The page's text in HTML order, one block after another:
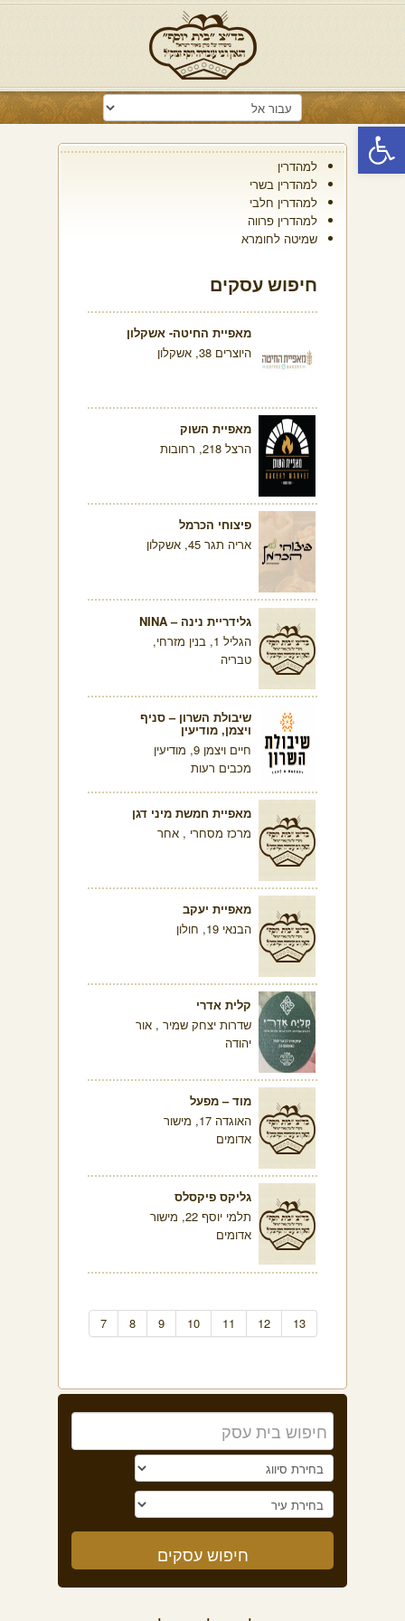
פתח סרגל נגישות
למהדרין
למהדרין בשרי
למהדרין חלבי
למהדרין פרווה
שמיטה לחומרא
חיפוש עסקים
מאפיית החיטה- אשקלון
היוצרים 38, אשקלון
מאפיית השוק
הרצל 218, רחובות
פיצוחי הכרמל
אריה תגר 45, אשקלון
גלידריית נינה – NINA
הגליל 1, בנין מזרחי,
טבריה
שיבולת השרון – סניף
ויצמן, מודיעין
חיים ויצמן 9, מודיעין
מכבים רעות
מאפיית חמשת מיני דגן
מרכז מסחרי , אחר
מאפיית יעקב
הבנאי 19, חולון
קלית אדרי
שדרות יצחק שמיר , אור
יהודה
מוד – מפעל
האוגדה 17, מישור
אדומים
גליקס פיקסלס
תלמי יוסף 22, מישור
אדומים
7 8 9 10 11 12 13